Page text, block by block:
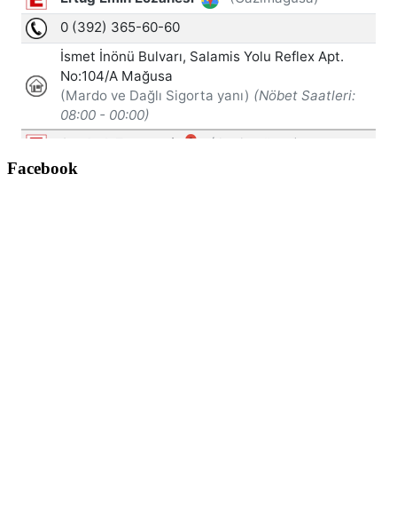
Facebook